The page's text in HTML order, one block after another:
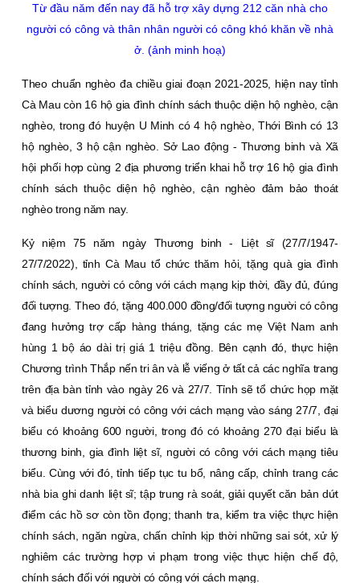
Từ đầu năm đến nay đã hỗ trợ xây dựng 212 căn nhà cho
người có công và thân nhân người có công khó khăn về nhà
ở. (ảnh minh hoạ)
Theo chuẩn nghèo đa chiều giai đoạn 2021-2025, hiện nay tỉnh
Cà Mau còn 16 hộ gia đình chính sách thuộc diện hộ nghèo, cận
nghèo, trong đó huyện U Minh có 4 hộ nghèo, Thới Bình có 13
hộ nghèo, 3 hộ cận nghèo. Sở Lao động - Thương binh và Xã
hội phối hợp cùng 2 địa phương triển khai hỗ trợ 16 hộ gia đình
chính sách thuộc diện hộ nghèo, cận nghèo đảm bảo thoát
nghèo trong năm nay.
Kỷ niệm 75 năm ngày Thương binh - Liệt sĩ (27/7/1947-
27/7/2022), tỉnh Cà Mau tổ chức thăm hỏi, tặng quà gia đình
chính sách, người có công với cách mạng kịp thời, đầy đủ, đúng
đối tượng. Theo đó, tặng 400.000 đồng/đối tượng người có công
đang hưởng trợ cấp hàng tháng, tặng các mẹ Việt Nam anh
hùng 1 bộ áo dài trị giá 1 triệu đồng. Bên cạnh đó, thực hiện
Chương trình Thắp nến tri ân và lễ viếng ở tất cả các nghĩa trang
trên địa bàn tỉnh vào ngày 26 và 27/7. Tỉnh sẽ tổ chức họp mặt
và biểu dương người có công với cách mạng vào sáng 27/7, đại
biểu có khoảng 600 người, trong đó có khoảng 270 đại biểu là
thương binh, gia đình liệt sĩ, người có công với cách mạng tiêu
biểu. Cùng với đó, tỉnh tiếp tục tu bổ, nâng cấp, chỉnh trang các
nhà bia ghi danh liệt sĩ; tập trung rà soát, giải quyết căn bản dứt
điểm các hồ sơ còn tồn đọng; thanh tra, kiểm tra việc thực hiện
chính sách, ngăn ngừa, chấn chỉnh kịp thời những sai sót, xử lý
nghiêm các trường hợp vi phạm trong việc thực hiện chế độ,
chính sách đối với người có công với cách mạng.